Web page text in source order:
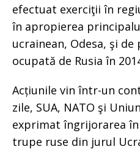
efectuat exerciţii în
în apropierea
ucrainean, Odesa, şi de
ocupată de Rusia în
Acțiunile vin într-un
zile, SUA, NATO şi
exprimat îngrijorarea
trupe ruse din jurul